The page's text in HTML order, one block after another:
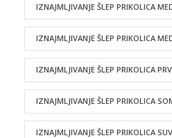
IZNAJMLJIVANJE ŠLEP PRIKOLICA
IZNAJMLJIVANJE ŠLEP PRIKOLICA
IZNAJMLJIVANJE ŠLEP PRIKOLICA
IZNAJMLJIVANJE ŠLEP PRIKOLICA
IZNAJMLJIVANJE ŠLEP PRIKOLICA